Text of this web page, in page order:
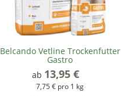
Belcando Vetline Trockenfutter
Gastro
ab 13,95 €
7,75 € pro 1 kg